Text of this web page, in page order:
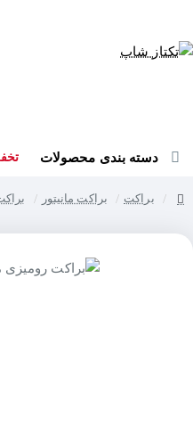
دسته بندی محصولات
براکت براکت مانیتور